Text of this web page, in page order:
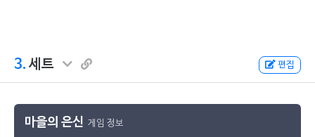
3. 세트 편집
마을의 은신 게임 정보